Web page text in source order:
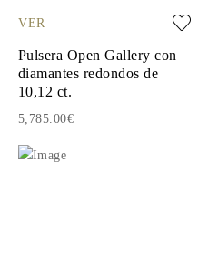
VER
Pulsera Open Gallery con
diamantes redondos de
10,12 ct.
5,785.00€